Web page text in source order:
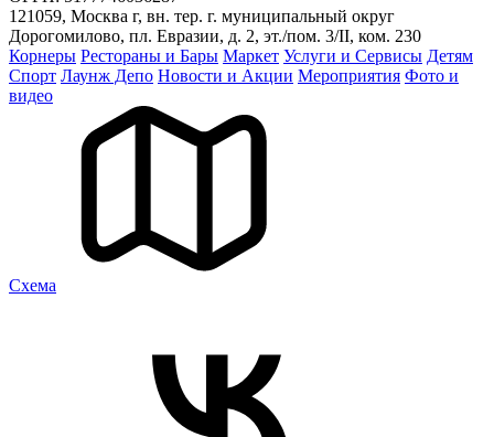
121059, Москва г, вн. тер. г. муниципальный округ
Дорогомилово, пл. Евразии, д. 2, эт./пом. 3/II, ком. 230
Корнеры Рестораны и Бары Маркет Услуги и Сервисы Детям
Спорт Лаунж Депо Новости и Акции Мероприятия Фото и
видео
Cхема